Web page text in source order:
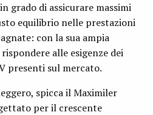
grado di assicurare massimi
equilibrio nelle prestazioni
con la sua ampia
alle esigenze dei
presenti sul mercato.
spicca il Maximiler
per il crescente